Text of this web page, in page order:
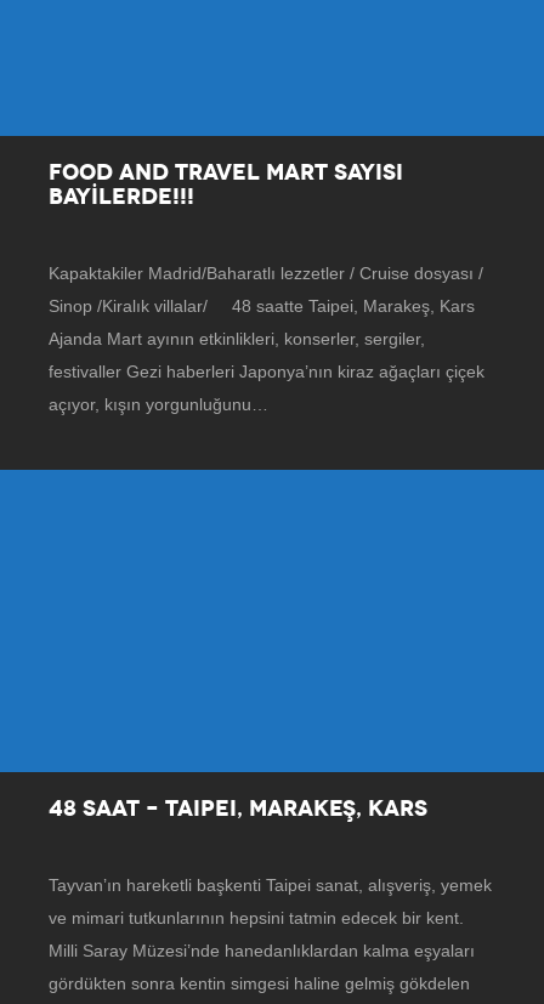
FOOD AND TRAVEL MART SAYISI
BAYİLERDE!!!
Kapaktakiler Madrid/Baharatlı lezzetler / Cruise dosyası /
Sinop /Kiralık villalar/ 48 saatte Taipei, Marakeş, Kars
Ajanda Mart ayının etkinlikleri, konserler, sergiler,
festivaller Gezi haberleri Japonya’nın kiraz ağaçları çiçek
açıyor, kışın yorgunluğunu…
48 SAAT – TAIPEI, MARAKEŞ, KARS
Tayvan’ın hareketli başkenti Taipei sanat, alışveriş, yemek
ve mimari tutkunlarının hepsini tatmin edecek bir kent.
Milli Saray Müzesi’nde hanedanlıklardan kalma eşyaları
gördükten sonra kentin simgesi haline gelmiş gökdelen